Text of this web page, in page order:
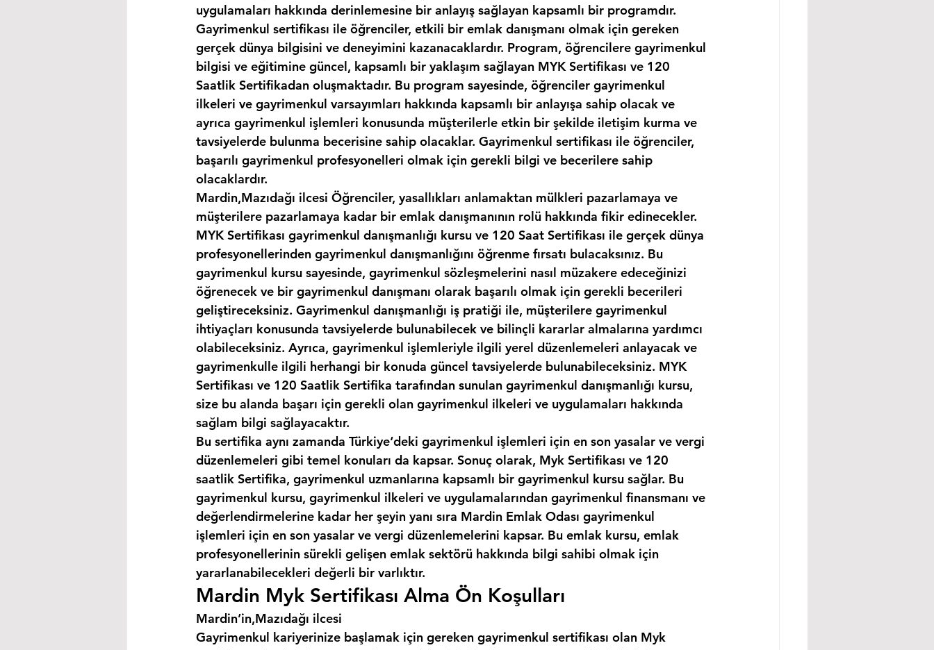
uygulamaları hakkında derinlemesine bir anlayış sağlayan kapsamlı bir programdır.
Gayrimenkul sertifikası ile öğrenciler, etkili bir emlak danışmanı olmak için gereken
gerçek dünya bilgisini ve deneyimini kazanacaklardır. Program, öğrencilere gayrimenkul
bilgisi ve eğitimine güncel, kapsamlı bir yaklaşım sağlayan MYK Sertifikası ve 120
Saatlik Sertifikadan oluşmaktadır. Bu program sayesinde, öğrenciler gayrimenkul
ilkeleri ve gayrimenkul varsayımları hakkında kapsamlı bir anlayışa sahip olacak ve
ayrıca gayrimenkul işlemleri konusunda müşterilerle etkin bir şekilde iletişim kurma ve
tavsiyelerde bulunma becerisine sahip olacaklar. Gayrimenkul sertifikası ile öğrenciler,
başarılı gayrimenkul profesyonelleri olmak için gerekli bilgi ve becerilere sahip
olacaklardır.
Mardin,Mazıdağı ilcesi Öğrenciler, yasallıkları anlamaktan mülkleri pazarlamaya ve
müşterilere pazarlamaya kadar bir emlak danışmanının rolü hakkında fikir edinecekler.
MYK Sertifikası gayrimenkul danışmanlığı kursu ve 120 Saat Sertifikası ile gerçek dünya
profesyonellerinden gayrimenkul danışmanlığını öğrenme fırsatı bulacaksınız. Bu
gayrimenkul kursu sayesinde, gayrimenkul sözleşmelerini nasıl müzakere edeceğinizi
öğrenecek ve bir gayrimenkul danışmanı olarak başarılı olmak için gerekli becerileri
geliştireceksiniz. Gayrimenkul danışmanlığı iş pratiği ile, müşterilere gayrimenkul
ihtiyaçları konusunda tavsiyelerde bulunabilecek ve bilinçli kararlar almalarına yardımcı
olabileceksiniz. Ayrıca, gayrimenkul işlemleriyle ilgili yerel düzenlemeleri anlayacak ve
gayrimenkulle ilgili herhangi bir konuda güncel tavsiyelerde bulunabileceksiniz. MYK
Sertifikası ve 120 Saatlik Sertifika tarafından sunulan gayrimenkul danışmanlığı kursu,
size bu alanda başarı için gerekli olan gayrimenkul ilkeleri ve uygulamaları hakkında
sağlam bilgi sağlayacaktır.
Bu sertifika aynı zamanda Türkiye‘deki gayrimenkul işlemleri için en son yasalar ve vergi
düzenlemeleri gibi temel konuları da kapsar. Sonuç olarak, Myk Sertifikası ve 120
saatlik Sertifika, gayrimenkul uzmanlarına kapsamlı bir gayrimenkul kursu sağlar. Bu
gayrimenkul kursu, gayrimenkul ilkeleri ve uygulamalarından gayrimenkul finansmanı ve
değerlendirmelerine kadar her şeyin yanı sıra Mardin Emlak Odası gayrimenkul
işlemleri için en son yasalar ve vergi düzenlemelerini kapsar. Bu emlak kursu, emlak
profesyonellerinin sürekli gelişen emlak sektörü hakkında bilgi sahibi olmak için
yararlanabilecekleri değerli bir varlıktır.
Mardin Myk Sertifikası Alma Ön Koşulları
Mardin’in,Mazıdağı ilcesi
Gayrimenkul kariyerinize başlamak için gereken gayrimenkul sertifikası olan Myk